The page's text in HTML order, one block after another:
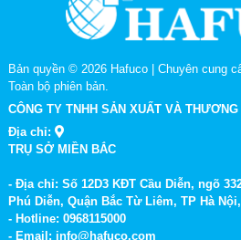
Bản quyền © 2026 Hafuco | Chuyên cung
Toàn bộ phiên bản.
CÔNG TY TNHH SẢN XUẤT VÀ
Địa chỉ:
TRỤ SỞ MIỀN BẮC
- Địa chỉ: Số 12D3 KĐT Cầu Diễn, ngõ
Phú Diễn, Quận Bắc Từ Liêm, TP Hà
- Hotline: 0968115000
- Email: info@hafuco.com